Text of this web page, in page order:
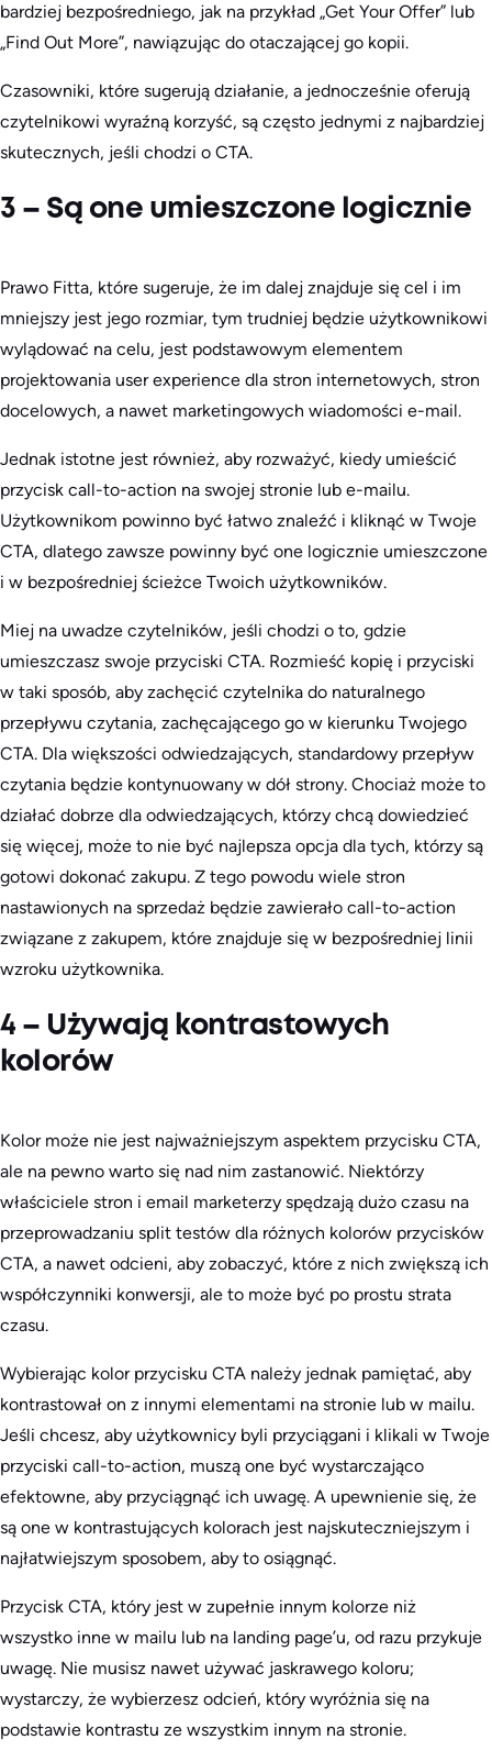
bardziej bezpośredniego, jak na przykład „Get Your Offer” lub
„Find Out More”, nawiązując do otaczającej go kopii.
Czasowniki, które sugerują działanie, a jednocześnie oferują
czytelnikowi wyraźną korzyść, są często jednymi z najbardziej
skutecznych, jeśli chodzi o CTA.
3 – Są one umieszczone logicznie
Prawo Fitta, które sugeruje, że im dalej znajduje się cel i im
mniejszy jest jego rozmiar, tym trudniej będzie użytkownikowi
wylądować na celu, jest podstawowym elementem
projektowania user experience dla stron internetowych, stron
docelowych, a nawet marketingowych wiadomości e-mail.
Jednak istotne jest również, aby rozważyć, kiedy umieścić
przycisk call-to-action na swojej stronie lub e-mailu.
Użytkownikom powinno być łatwo znaleźć i kliknąć w Twoje
CTA, dlatego zawsze powinny być one logicznie umieszczone
i w bezpośredniej ścieżce Twoich użytkowników.
Miej na uwadze czytelników, jeśli chodzi o to, gdzie
umieszczasz swoje przyciski CTA. Rozmieść kopię i przyciski
w taki sposób, aby zachęcić czytelnika do naturalnego
przepływu czytania, zachęcającego go w kierunku Twojego
CTA. Dla większości odwiedzających, standardowy przepływ
czytania będzie kontynuowany w dół strony. Chociaż może to
działać dobrze dla odwiedzających, którzy chcą dowiedzieć
się więcej, może to nie być najlepsza opcja dla tych, którzy są
gotowi dokonać zakupu. Z tego powodu wiele stron
nastawionych na sprzedaż będzie zawierało call-to-action
związane z zakupem, które znajduje się w bezpośredniej linii
wzroku użytkownika.
4 – Używają kontrastowych
kolorów
Kolor może nie jest najważniejszym aspektem przycisku CTA,
ale na pewno warto się nad nim zastanowić. Niektórzy
właściciele stron i email marketerzy spędzają dużo czasu na
przeprowadzaniu split testów dla różnych kolorów przycisków
CTA, a nawet odcieni, aby zobaczyć, które z nich zwiększą ich
współczynniki konwersji, ale to może być po prostu strata
czasu.
Wybierając kolor przycisku CTA należy jednak pamiętać, aby
kontrastował on z innymi elementami na stronie lub w mailu.
Jeśli chcesz, aby użytkownicy byli przyciągani i klikali w Twoje
przyciski call-to-action, muszą one być wystarczająco
efektowne, aby przyciągnąć ich uwagę. A upewnienie się, że
są one w kontrastujących kolorach jest najskuteczniejszym i
najłatwiejszym sposobem, aby to osiągnąć.
Przycisk CTA, który jest w zupełnie innym kolorze niż
wszystko inne w mailu lub na landing page’u, od razu przykuje
uwagę. Nie musisz nawet używać jaskrawego koloru;
wystarczy, że wybierzesz odcień, który wyróżnia się na
podstawie kontrastu ze wszystkim innym na stronie.